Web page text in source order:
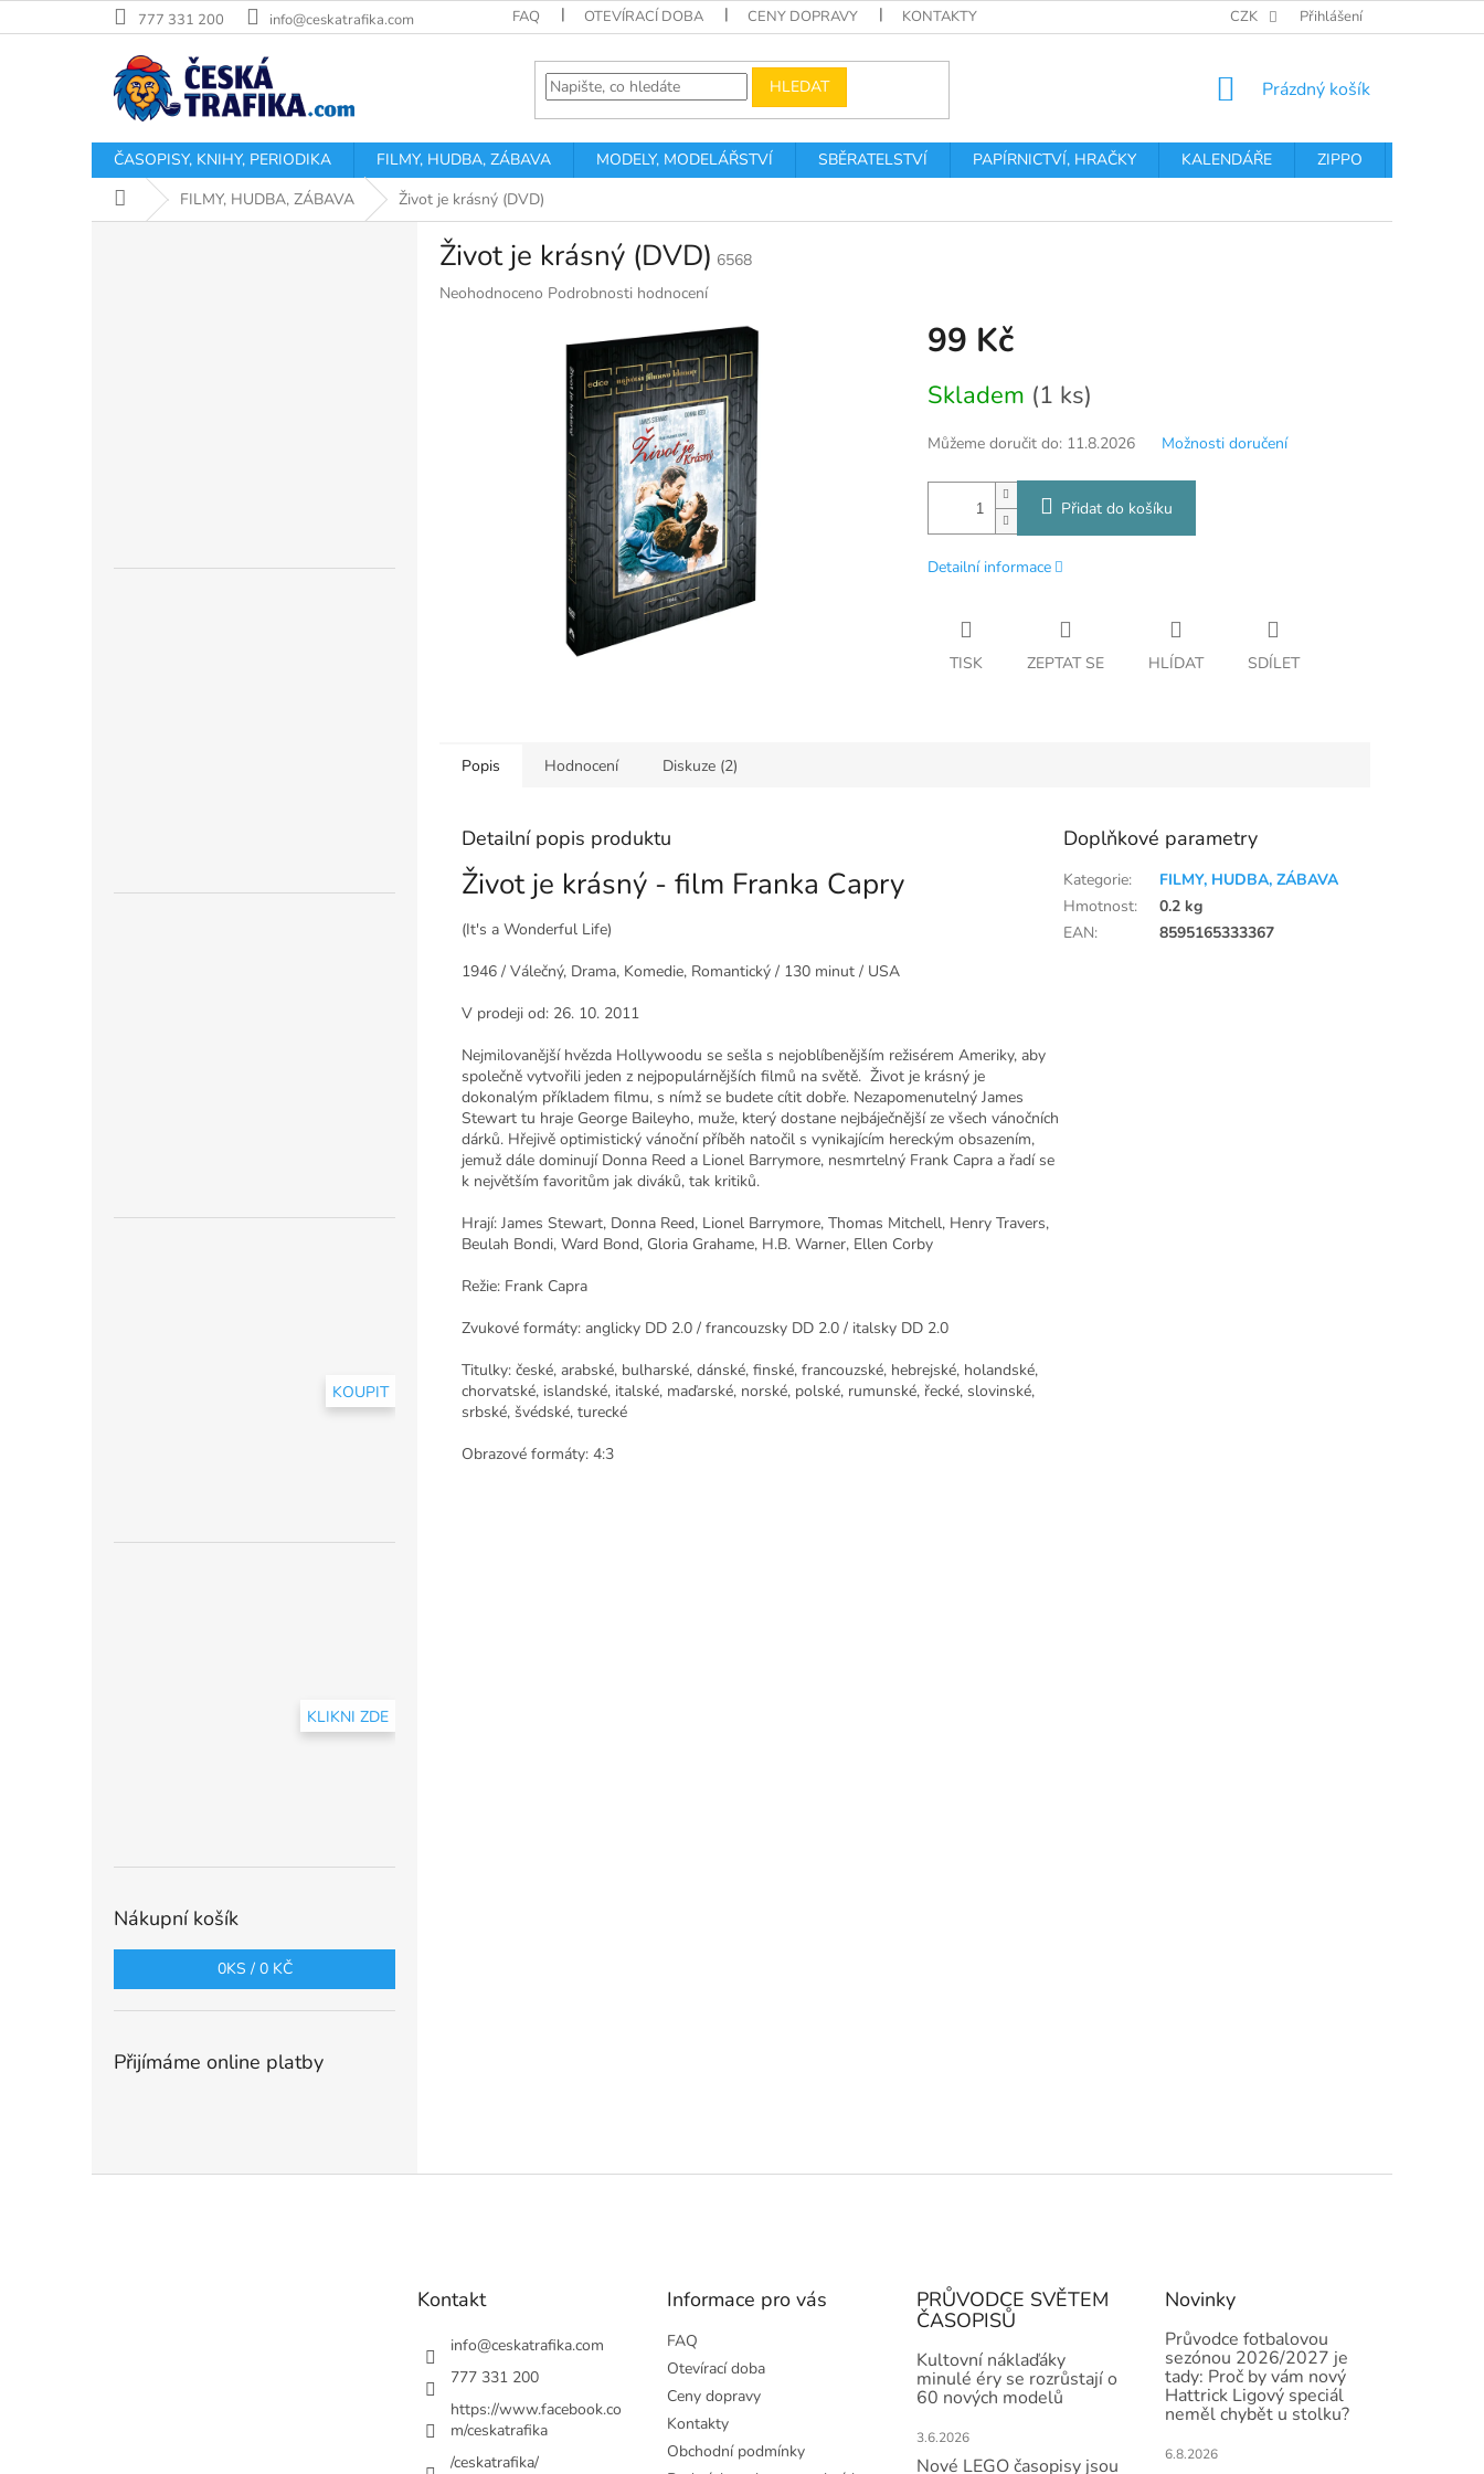
na
777 331 200 info@ceskatrafika.com FAQ OTEVÍRACÍ DOBA CENY DOPRAVY KONTAKTY PODMÍNKY OCHRANY OSOBNÍCH
CZK Přihlášení
HLEDAT
NÁKUPNÍ
Prázdný košík
ČASOPISY, KNIHY, PERIODIKA FILMY, HUDBA, ZÁBAVA MODELY, MODELÁŘSTVÍ SBĚRATELSTVÍ PAPÍRNICTVÍ, HRAČKY KALENDÁŘE ZIPPO
Domů FILMY, HUDBA, ZÁBAVA Život je krásný (DVD)
KOUPIT
KLIKNI ZDE
Nákupní košík
0KS / 0 KČ
Přijímáme online platby
Život je krásný (DVD) 6568
Průměrné
Neohodnoceno Podrobnosti hodnocení
99 Kč
cena:
Skladem (1 ks)
Můžeme doručit do: 11.8.2026 Možnosti doručení
Přidat do košíku
Detailní informace
TISK ZEPTAT SE HLÍDAT SDÍLET
Popis Hodnocení Diskuze (2)
Detailní popis produktu
Život je krásný - film Franka Capry
(It's a Wonderful Life)
1946 / Válečný, Drama, Komedie, Romantický / 130 minut / USA
V prodeji od: 26. 10. 2011
Nejmilovanější hvězda Hollywoodu se sešla s nejoblíbenějším režisérem Ameriky, aby
společně vytvořili jeden z nejpopulárnějších filmů na světě. Život je krásný je
dokonalým příkladem filmu, s nímž se budete cítit dobře. Nezapomenutelný James
Stewart tu hraje George Baileyho, muže, který dostane nejbáječnější ze všech vánočních
dárků. Hřejivě optimistický vánoční příběh natočil s vynikajícím hereckým obsazením,
jemuž dále dominují Donna Reed a Lionel Barrymore, nesmrtelný Frank Capra a řadí se
k největším favoritům jak diváků, tak kritiků.
Hrají: James Stewart, Donna Reed, Lionel Barrymore, Thomas Mitchell, Henry Travers,
Beulah Bondi, Ward Bond, Gloria Grahame, H.B. Warner, Ellen Corby
Režie: Frank Capra
Zvukové formáty: anglicky DD 2.0 / francouzsky DD 2.0 / italsky DD 2.0
Titulky: české, arabské, bulharské, dánské, finské, francouzské, hebrejské, holandské,
chorvatské, islandské, italské, maďarské, norské, polské, rumunské, řecké, slovinské,
srbské, švédské, turecké
Obrazové formáty: 4:3
Doplňkové parametry
Kategorie:
FILMY, HUDBA, ZÁBAVA
Hmotnost:
0.2 kg
EAN: 8595165333367
Kontakt
info@ceskatrafika.com
777 331 200
https://www.facebook.co
m/ceskatrafika
/ceskatrafika/
Informace pro vás
FAQ
Otevírací doba
Ceny dopravy
Kontakty
Obchodní podmínky
PRŮVODCE SVĚTEM
ČASOPISŮ
Kultovní náklaďáky
minulé éry se rozrůstají o
60 nových modelů
3.6.2026
Nové LEGO časopisy jsou
Novinky
Průvodce fotbalovou
sezónou 2026/2027 je
tady: Proč by vám nový
Hattrick Ligový speciál
neměl chybět u stolku?
6.8.2026